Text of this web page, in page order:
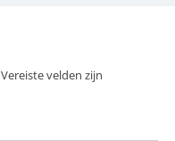
Vereiste velden zijn